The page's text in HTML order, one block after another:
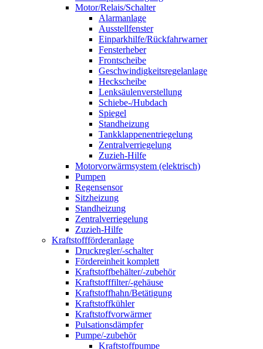
Motor/Relais/Schalter
Alarmanlage
Ausstellfenster
Einparkhilfe/Rückfahrwarner
Fensterheber
Frontscheibe
Geschwindigkeitsregelanlage
Heckscheibe
Lenksäulenverstellung
Schiebe-/Hubdach
Spiegel
Standheizung
Tankklappenentriegelung
Zentralverriegelung
Zuzieh-Hilfe
Motorvorwärmsystem (elektrisch)
Pumpen
Regensensor
Sitzheizung
Standheizung
Zentralverriegelung
Zuzieh-Hilfe
Kraftstoffförderanlage
Druckregler/-schalter
Fördereinheit komplett
Kraftstoffbehälter/-zubehör
Kraftstofffilter/-gehäuse
Kraftstoffhahn/Betätigung
Kraftstoffkühler
Kraftstoffvorwärmer
Pulsationsdämpfer
Pumpe/-zubehör
Kraftstoffpumpe